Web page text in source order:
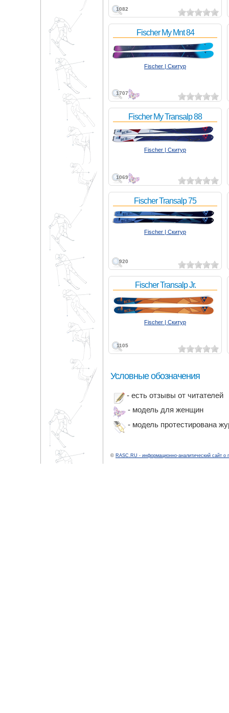
1082
1707
Fischer My Mnt 84
Fischer | Скитур
1069
Fischer My Transalp 88
Fischer | Скитур
920
Fischer Transalp 75
Fischer | Скитур
1105
Fischer Transalp Jr.
Fischer | Скитур
Условные обозначения
- есть отзывы от читателей
- модель для женщин
- модель протестирована
© RASC.RU - информационно-аналитический сайт о